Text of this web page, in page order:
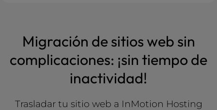
Migración de sitios web sin
complicaciones: ¡sin tiempo de
inactividad!
Trasladar tu sitio web a InMotion Hosting